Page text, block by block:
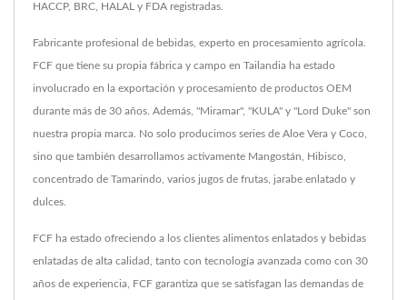
HACCP, BRC, HALAL y FDA registradas.
Fabricante profesional de bebidas, experto en procesamiento agrícola.
FCF que tiene su propia fábrica y campo en Tailandia ha estado
involucrado en la exportación y procesamiento de productos OEM
durante más de 30 años. Además, "Miramar", "KULA" y "Lord Duke" son
nuestra propia marca. No solo producimos series de Aloe Vera y Coco,
sino que también desarrollamos activamente Mangostán, Hibisco,
concentrado de Tamarindo, varios jugos de frutas, jarabe enlatado y
dulces.
FCF ha estado ofreciendo a los clientes alimentos enlatados y bebidas
enlatadas de alta calidad, tanto con tecnología avanzada como con 30
años de experiencia, FCF garantiza que se satisfagan las demandas de